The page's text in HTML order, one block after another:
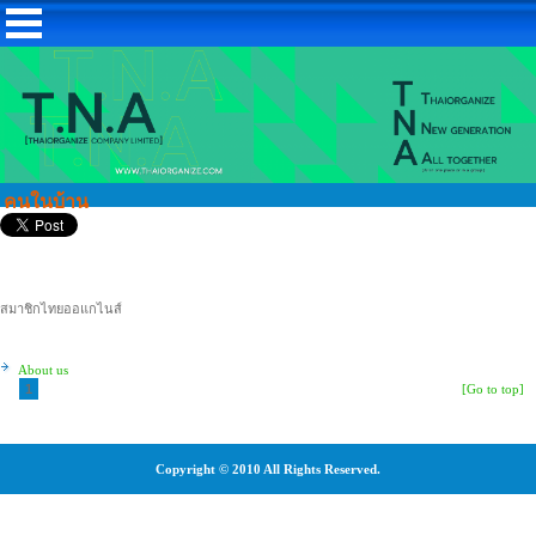
คนในบ้าน
สมาชิกไทยออแกไนส์
About us
1
[Go to top]
Copyright © 2010 All Rights Reserved.